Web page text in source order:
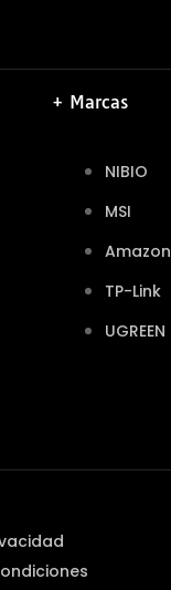
+ Marcas
NIBIO
MSI
Amazon
TP-Link
UGREEN